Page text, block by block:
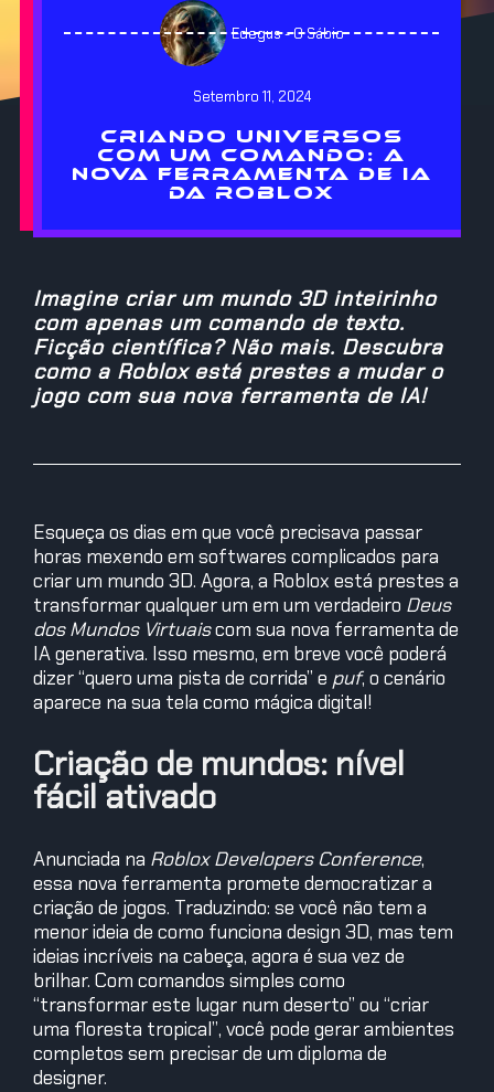
Edegus - O Sábio
Setembro 11, 2024
CRIANDO UNIVERSOS
COM UM COMANDO: A
NOVA FERRAMENTA DE IA
DA ROBLOX
Imagine criar um mundo 3D inteirinho
com apenas um comando de texto.
Ficção científica? Não mais. Descubra
como a Roblox está prestes a mudar o
jogo com sua nova ferramenta de IA!
Esqueça os dias em que você precisava passar
horas mexendo em softwares complicados para
criar um mundo 3D. Agora, a Roblox está prestes a
transformar qualquer um em um verdadeiro Deus
dos Mundos Virtuaiscom sua nova ferramenta de
IA generativa. Isso mesmo, em breve você poderá
dizer “quero uma pista de corrida” e puf, o cenário
aparece na sua tela como mágica digital!
Criação de mundos: nível
fácil ativado
Anunciada na Roblox Developers Conference,
essa nova ferramenta promete democratizar a
criação de jogos. Traduzindo: se você não tem a
menor ideia de como funciona design 3D, mas tem
ideias incríveis na cabeça, agora é sua vez de
brilhar. Com comandos simples como
“transformar este lugar num deserto” ou “criar
uma floresta tropical”, você pode gerar ambientes
completos sem precisar de um diploma de
designer.